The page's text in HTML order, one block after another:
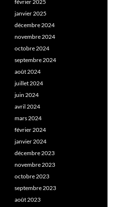
février 2025
janvier 2025
décembre 2024
novembre 2024
octobre 2024
septembre 2024
août 2024
juillet 2024
juin 2024
avril 2024
mars 2024
février 2024
janvier 2024
décembre 2023
novembre 2023
octobre 2023
septembre 2023
août 2023